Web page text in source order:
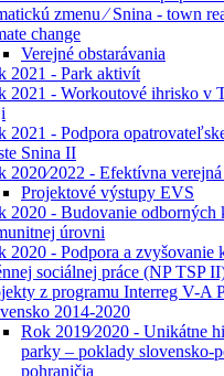
zmenu ⁄ Snina - town
change
Verejné obstarávania
2021 - Park aktivít
2021 - Workoutové ihrisko v
2021 - Podpora
Snina II
2020⁄2022 - Efektívna verejná
Projektové výstupy EVS
2020 - Budovanie odborných
úrovni
2020 - Podpora a zvyšovanie
sociálnej práce (NP TSP
z programu Interreg V-A
2014-2020
Rok 2019⁄2020 - Unikátne
parky – poklady slovensko-
pohraničia